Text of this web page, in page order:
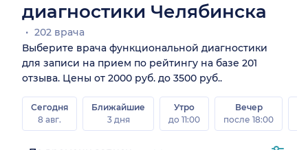
диагностики Челябинска
202 врача
Выберите врача функциональной диагностики
для записи на прием по рейтингу на базе 201
отзыва. Цены от 2000 руб. до 3500 руб..
Сегодня
8 авг.
Ближайшие
3 дня
Утро
до 11:00
Вечер
после 18:00